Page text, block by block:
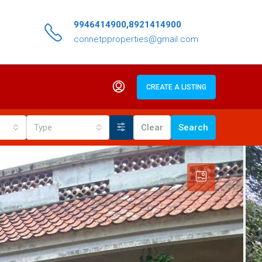
9946414900,8921414900
connetpproperties@gmail.com
CREATE A LISTING
Type Clear Search